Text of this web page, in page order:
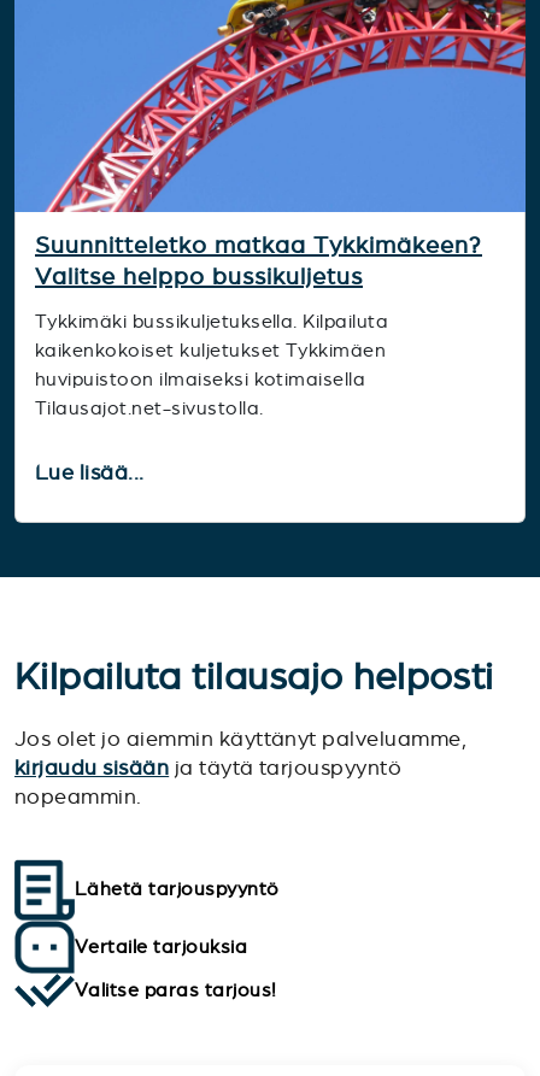
Suunnitteletko matkaa Tykkimäkeen?
Valitse helppo bussikuljetus
Tykkimäki bussikuljetuksella. Kilpailuta
kaikenkokoiset kuljetukset Tykkimäen
huvipuistoon ilmaiseksi kotimaisella
Tilausajot.net-sivustolla.
Lue lisää...
Kilpailuta tilausajo helposti
Jos olet jo aiemmin käyttänyt palveluamme,
kirjaudu sisään ja täytä tarjouspyyntö
nopeammin.
Lähetä tarjouspyyntö
Vertaile tarjouksia
Valitse paras tarjous!